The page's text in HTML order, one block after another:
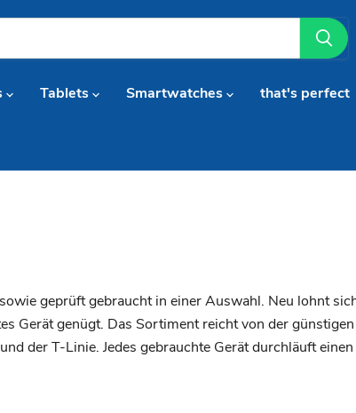
Tablets Smartwatches that's perfect
geprüft gebraucht in einer Auswahl. Neu lohnt
Gerät genügt. Das Sortiment reicht von der
der T-Linie. Jedes gebrauchte Gerät durchläuft